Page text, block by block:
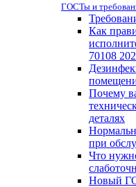
ГОСТы и
Как
70108
Почему
деталях
при
Что
Новый